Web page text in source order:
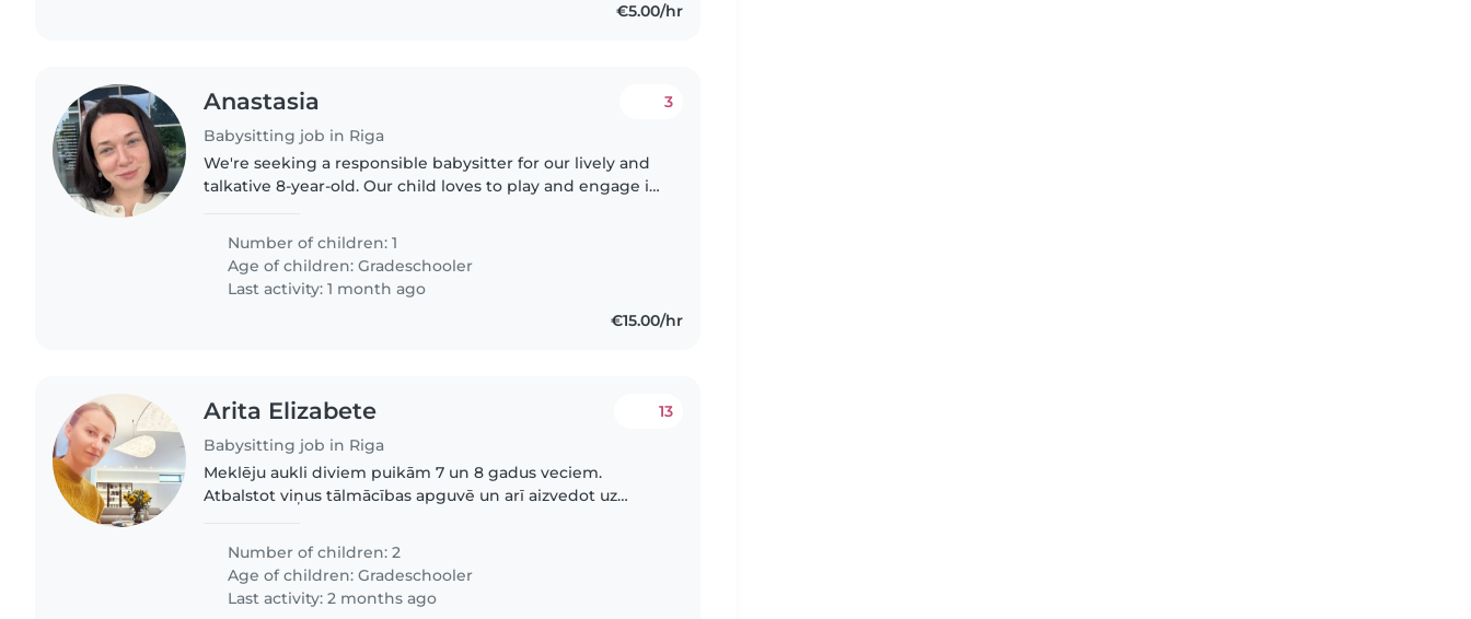
€5.00/hr
Anastasia
Babysitting job in Riga
3
We're seeking a responsible babysitter for our lively and
talkative 8-year-old. Our child loves to play and engage in
activities would..
Number of children: 1
Age of children:Gradeschooler
Last activity: 1 month ago
€15.00/hr
Arita Elizabete
Babysitting job in Riga
13
Meklēju aukli diviem puikām 7 un 8 gadus veciem.
Atbalstot viņus tālmācības apguvē un arī aizvedot uz
veselīga dzīvesveida paradumiem...
Number of children: 2
Age of children:Gradeschooler
Last activity: 2 months ago